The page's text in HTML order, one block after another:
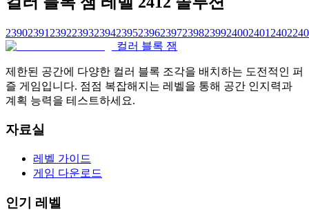
23902391 2392239323942395239623972398239924002401 2402
컬러 블록 잼
제한된 공간에 다양한 컬러 블록 조각을 배치하는 도전적인 퍼
즐 게임입니다. 점점 복잡해지는 레벨을 통해 공간 인지력과
계획 능력을 테스트하세요.
자료실
레벨 가이드
게임 다운로드
인기 레벨